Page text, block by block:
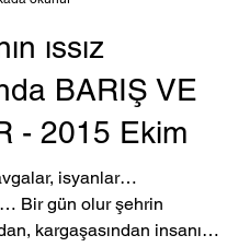
okunur
ıssız
BARIŞ VE
- 2015 Ekim